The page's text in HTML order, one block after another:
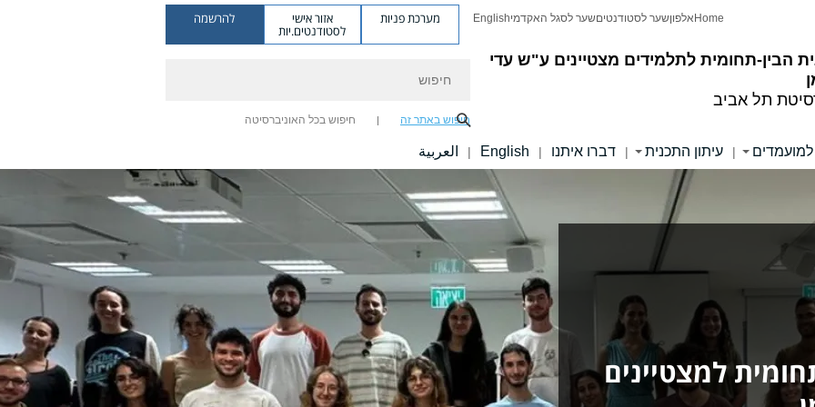
הבין-תחומית לתלמידים מצטיינים ע"ש עדי
תל אביב
Home אלפוןשער לסטודנטיםשער לסגל האקדמיEnglish מערכת פניות אזור אישי
לסטודנטים.יות
להרשמה
חיפוש באתר זה חיפוש בכל האוניברסיטה
| עיתון התכנית | דברו איתנו |
English
| العربية
למצטיינים